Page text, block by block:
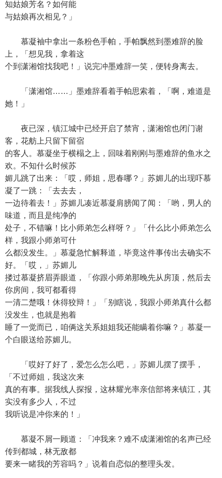
知姑娘芳名？如何能
与姑娘再次相见？」
慕凝袖中拿出一条粉色手帕，手帕飘然到墨难辞的脸
上，「想见我，拿着这
个到潇湘馆找我吧！」说完冲墨难辞一笑，便转身离去。
「潇湘馆……」墨难辞看着手帕思索着，「啊，难道是
她！」
夜已深，镇江城中已经开启了禁宵，潇湘馆也闭门谢
客，花舫上只留下留宿
的客人。慕凝坐于横榻之上，回味着刚刚与墨难辞的鱼水之
欢。不知什么时候苏
媚儿跳了出来：「哎，师姐，思春哪？」苏媚儿的出现吓慕
凝了一跳：「去去去，
一边待着去！」苏媚儿凑近慕凝肩膀闻了闻：「哟，男人的
味道，而且是纯净的
处子，不错嘛！比小师弟怎么样呀？」「什么比小师弟怎么
样，我跟小师弟可什
么都没发生。」慕凝急忙解释道，毕竟这件事传出去确实不
好。「哎，」苏媚儿
搂过慕凝挤眉弄眼道，「你跟小师弟那晚先从房顶，然后去
你房间，我可都看得
一清二楚哦！休得狡辩！」「别瞎说，我跟小师弟真什么都
没发生，也就是抱着
睡了一觉而已，咱俩这关系姐姐我还能瞒着你嘛？」慕凝一
个白眼送给苏媚儿。
「哎好了好了，爱怎么怎么吧，」苏媚儿摆了摆手，
「不过师姐，我这次来
真的有事。据我线人探报，这林耀光率亲信部将来镇江，其
实没有多少人，不过
我听说是冲你来的！」
慕凝不屑一顾道：「冲我来？难不成潇湘馆的名声已经
传到都城，林无敌都
要来一睹我的芳容吗？」说着自恋似的整理头发。